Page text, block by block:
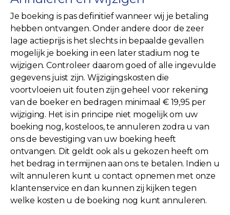
Je boeking is pas definitief wanneer wij je betaling
hebben ontvangen. Onder andere door de zeer
lage actieprijs is het slechts in bepaalde gevallen
mogelijk je boeking in een later stadium nog te
wijzigen. Controleer daarom goed of alle ingevulde
gegevens juist zijn. Wijzigingskosten die
voortvloeien uit fouten zijn geheel voor rekening
van de boeker en bedragen minimaal € 19,95 per
wijziging. Het is in principe niet mogelijk om uw
boeking nog, kosteloos, te annuleren zodra u van
ons de bevestiging van uw boeking heeft
ontvangen. Dit geldt ook als u gekozen heeft om
het bedrag in termijnen aan ons te betalen. Indien u
wilt annuleren kunt u contact opnemen met onze
klantenservice en dan kunnen zij kijken tegen
welke kosten u de boeking nog kunt annuleren.